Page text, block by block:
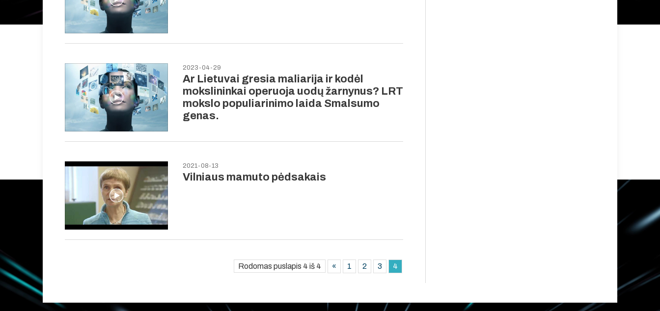
2023-04-29
Ar Lietuvai gresia maliarija ir kodėl
mokslininkai operuoja uodų žarnynus? LRT
mokslo populiarinimo laida Smalsumo
genas.
2021-08-13
Vilniaus mamuto pėdsakais
Rodomas puslapis 4 iš 4 « 1 2 3 4